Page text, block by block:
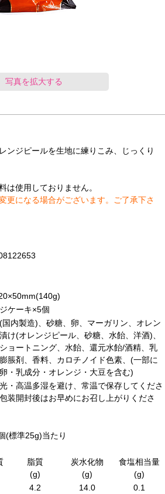
写真を拡大する
ンジピールを生地に練りこみ、じっくり
使用しておりません。
更になる場合がございます。ご了承下さ
ケーキ×5個
国内製造)、砂糖、卵、マーガリン、オレン
け(オレンジピール、砂糖、水飴、洋酒)、
ョートニング、水飴、還元水飴/酒精、乳
脹剤、香料、カロチノイド色素、(一部に
・乳成分・オレンジ・大豆を含む)
・高温多湿を避け、常温で保存してくださ
装開封後はお早めにお召し上がりくださ
成分 1個(標準25g)当たり
脂質
(g)
炭水化物
(g)
食塩相当量
(g)
4.2 14.0
0.1